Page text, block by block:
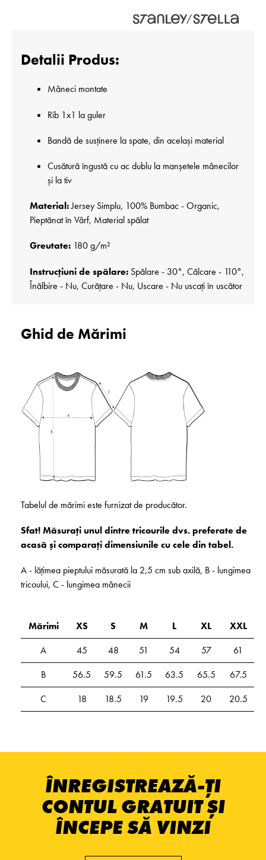
Detalii Produs:
Mâneci montate
Rib 1x1 la guler
Bandă de susținere la spate, din același material
Cusătură îngustă cu ac dublu la manșetele mânecilor
și la tiv
Material:Jersey Simplu, 100% Bumbac - Organic,
Pieptănat în Vârf, Material spălat
Greutate: 180 g/m²
Instrucțiuni de spălare: Spălare - 30°, Călcare - 110°,
Înălbire - Nu, Curățare - Nu, Uscare - Nu uscați în uscător
Ghid de Mărimi
Tabelul de mărimi este furnizat de producător.
Sfat! Măsurați unul dintre tricourile dvs. preferate de
acasă și comparați dimensiunile cu cele din tabel.
A - lățimea pieptului măsurată la 2,5 cm sub axilă, B - lungimea
tricoului, C - lungimea mânecii
Mărimi XS S M L XL
XXL
A
45 48 51 54 57
61
B
56.5 59.5 61.5 63.5 65.5
67.5
C
18 18.5 19 19.5 20 20.5
ÎNREGISTREAZĂ-ȚI
CONTUL GRATUIT ȘI
ÎNCEPE SĂ VINZI